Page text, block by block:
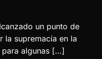
un punto de
la supremacía en la
algunas […]